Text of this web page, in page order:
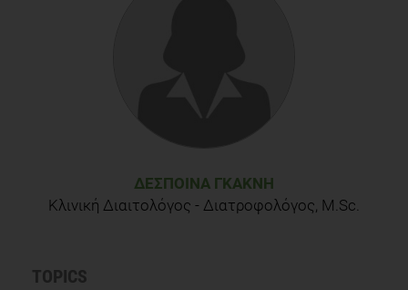
ΔΈΣΠΟΙΝΑ ΓΚΑΚΝΉ
Κλινική Διαιτολόγος - Διατροφολόγος, M.Sc.
TOPICS